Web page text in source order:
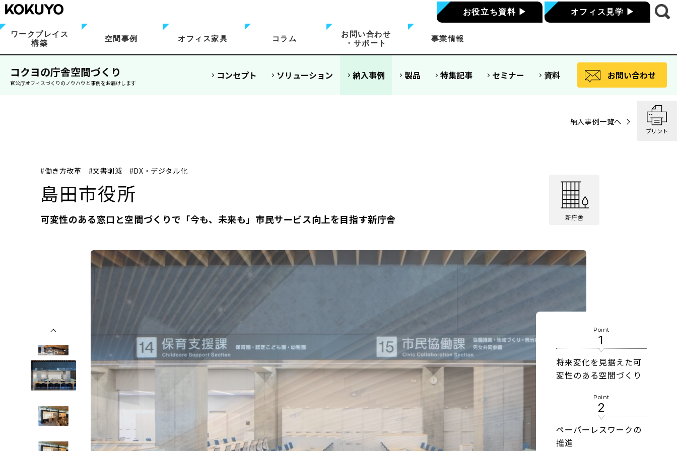
お役立ち資料 ▶ オフィス見学 ▶
ワークプレイス
構築
空間事例 オフィス家具 コラム
お問い合わせ
・サポート
事業情報
コクヨの庁舎空間づくり
官公庁オフィスづくりのノウハウと事例をお届けします
コンセプト ソリューション 納入事例 製品 特集記事 セミナー 資料 お問い合わせ
プリント
納入事例一覧へ
#働き方改革 #文書削減 #DX・デジタル化
島田市役所
可変性のある窓口と空間づくりで「今も、未来も」市民サービス向上を目指す新庁舎 新庁舎
Point
1
将来変化を見据えた可
変性のある空間づくり
Point
2
ペーパーレスワークの
推進